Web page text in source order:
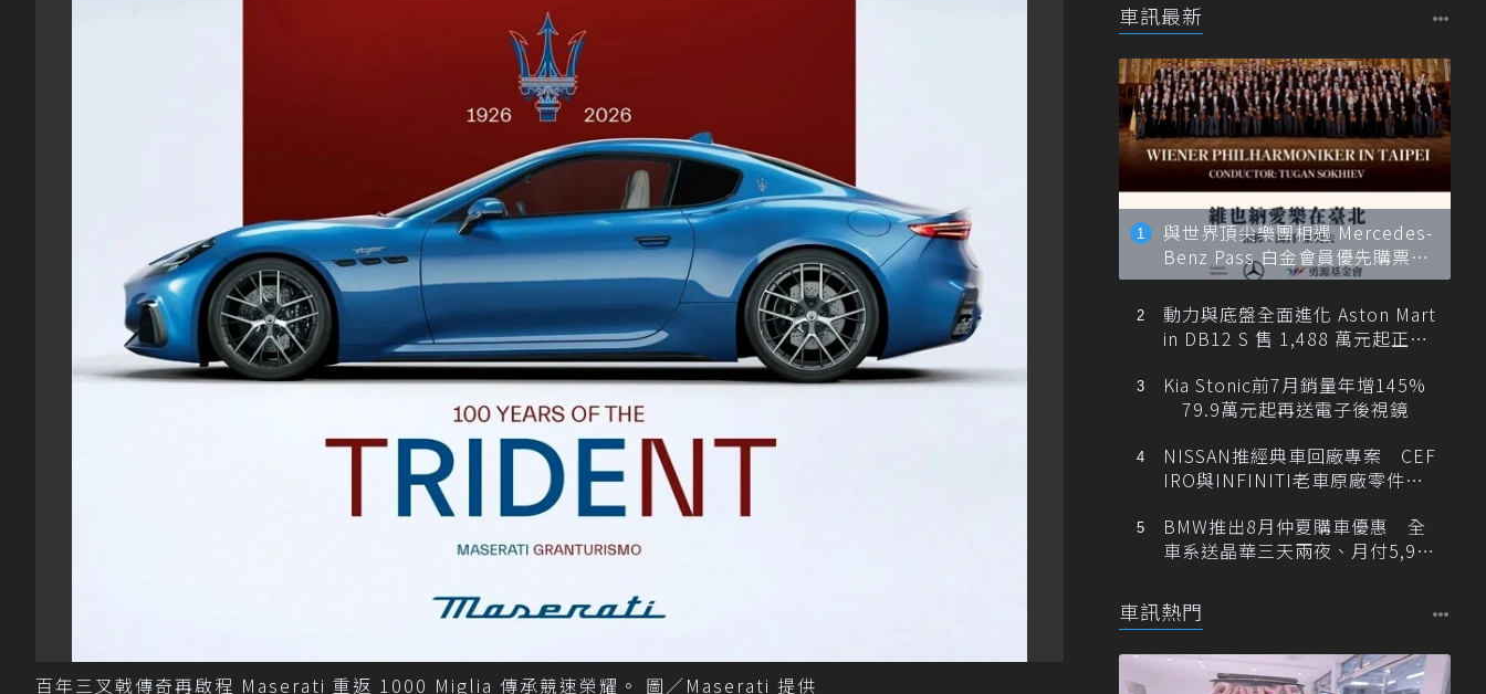
百年三叉戟傳奇再啟程 Maserati 重返 1000 Miglia 傳承競速榮耀。 圖／Maserati 提供
車訊最新
與世界頂尖樂團相遇 Mercedes-
Benz Pass 白金會員優先購票維
也納愛樂
動力與底盤全面進化 Aston Mart
in DB12 S 售 1,488 萬元起正式
Kia Stonic前7月銷量年增145%
79.9萬元起再送電子後視鏡
NISSAN推經典車回廠專案 CEF
IRO與INFINITI老車原廠零件最
BMW推出8月仲夏購車優惠 全
車系送晶華三天兩夜、月付5,900
車訊熱門